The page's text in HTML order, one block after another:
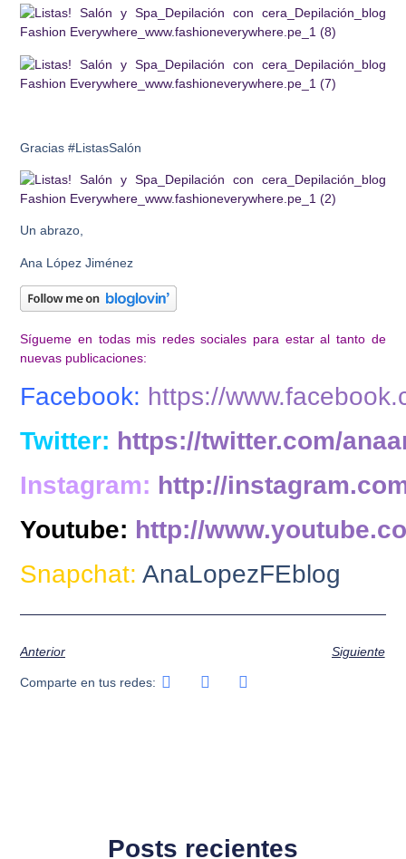
Gracias #ListasSalón
Un abrazo,
Ana López Jiménez
Sígueme en todas mis redes sociales para estar al tanto de
nuevas publicaciones:
Facebook: https://
Twitter: https://twitter.com/
Instagram: http://
Youtube: http://
Snapchat: AnaLopezFEblog
Anterior Siguiente
Comparte en tus redes:
Posts recientes